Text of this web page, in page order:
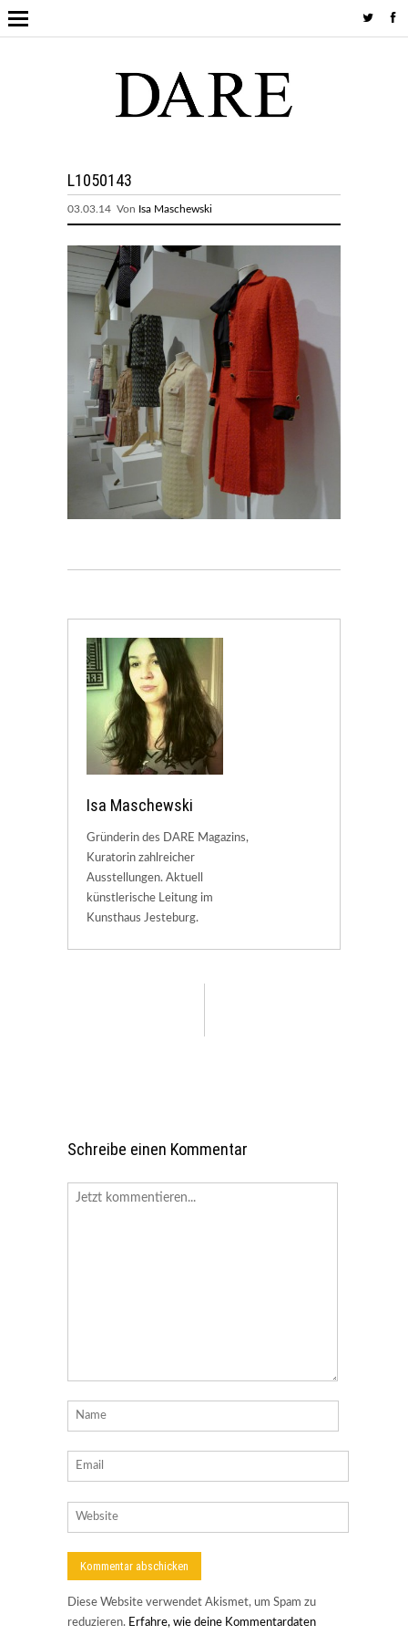
L1050143
03.03.14 Von Isa Maschewski
Isa Maschewski
Gründerin des DARE Magazins,
Kuratorin zahlreicher
Ausstellungen. Aktuell
künstlerische Leitung im
Kunsthaus Jesteburg.
Schreibe einen Kommentar
Diese Website verwendet Akismet, um Spam zu
reduzieren. Erfahre, wie deine Kommentardaten